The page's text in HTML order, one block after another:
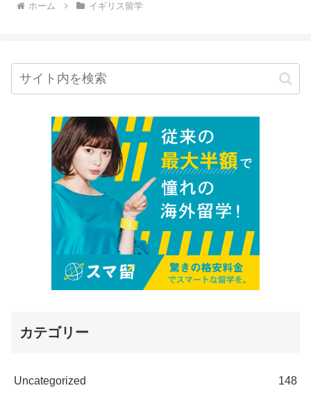
ホーム イギリス留学
カテゴリー
Uncategorized 148